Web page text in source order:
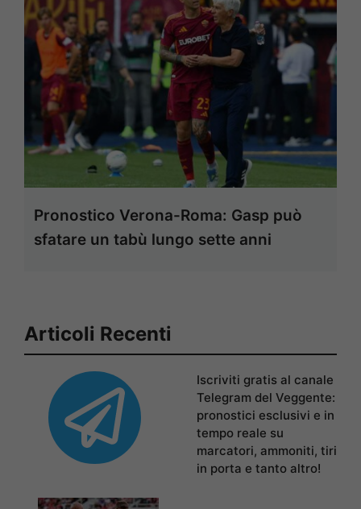
Pronostico Verona-Roma: Gasp può
sfatare un tabù lungo sette anni
Articoli Recenti
Iscriviti gratis al canale
Telegram del Veggente:
pronostici esclusivi e in
tempo reale su
marcatori, ammoniti, tiri
in porta e tanto altro!